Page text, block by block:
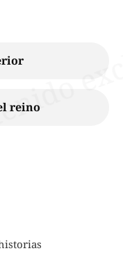
reino